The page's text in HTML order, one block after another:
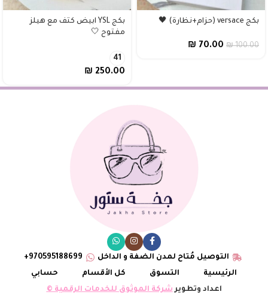
بكج versace (حزام+نظارة) 🖤
₪100.00
₪ 70.00
بكج YSL ابيض كتف مع هيلز
مفتوح 🤍
41
₪ 250.00
التوصيل مُتاح لمدن الضفة و الداخل
970595188699+
الرئيسية
التسوق كل الأقسام
حسابي
اعداد وتطويرشركة الموثوق للخدمات الرقمية ©